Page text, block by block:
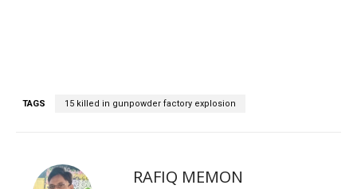
TAGS 15 killed in gunpowder factory explosion
RAFIQ MEMON